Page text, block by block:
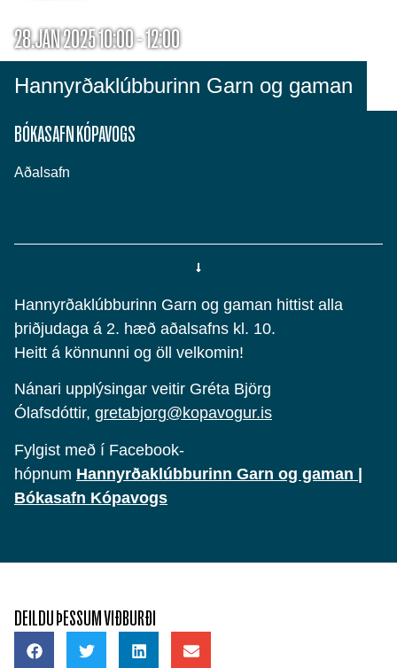
28.JAN 2025 10:00 - 12:00
Hannyrðaklúbburinn Garn og gaman
BÓKASAFN KÓPAVOGS
Aðalsafn
Hannyrðaklúbburinn Garn og gaman hittist alla
þriðjudaga á 2. hæð aðalsafns kl. 10.
Heitt á könnunni og öll velkomin!
Nánari upplýsingar veitir Gréta Björg
Ólafsdóttir, gretabjorg@kopavogur.is
Fylgist með í Facebook-
hópnum Hannyrðaklúbburinn Garn og gaman |
Bókasafn Kópavogs
DEILDU ÞESSUM VIÐBURÐI